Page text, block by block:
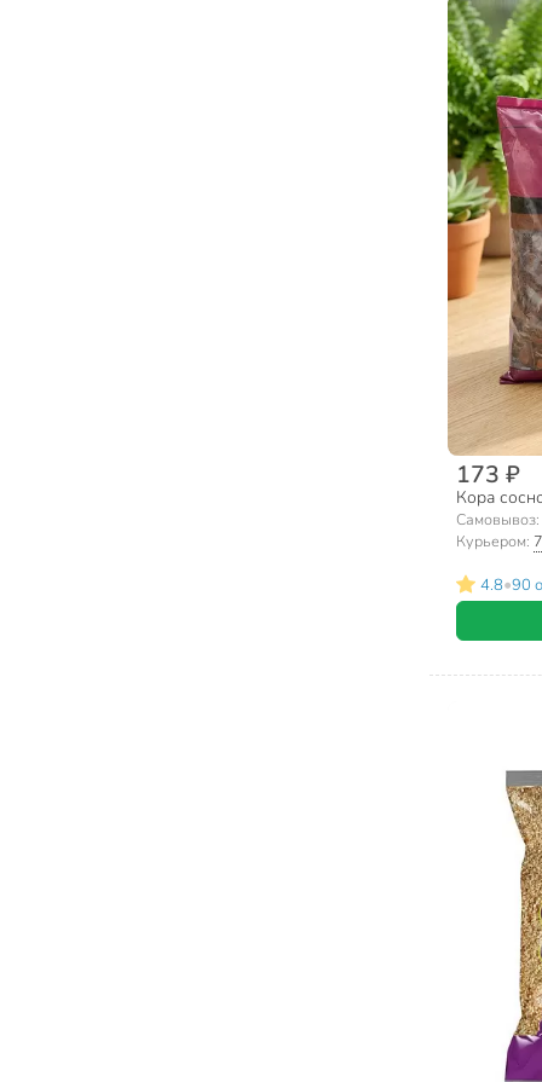
173 ₽
Кора
Самовывоз:
Курьером:
4.8•90